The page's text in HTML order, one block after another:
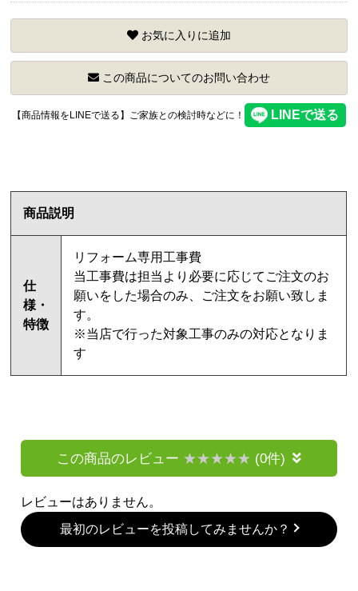
お気に入りに追加
この商品についてのお問い合わせ
【商品情報をLINEで送る】ご家族との検討時などに！
商品説明
仕
様・
特徴
リフォーム専用工事費
当工事費は担当より必要に応じてご注文のお
願いをした場合のみ、ご注文をお願い致しま
す。
※当店で行った対象工事のみの対応となりま
す
この商品のレビュー (0件)
レビューはありません。
最初のレビューを投稿してみませんか？